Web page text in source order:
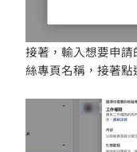
接著，輸入想要申
絲專頁名稱，接著點